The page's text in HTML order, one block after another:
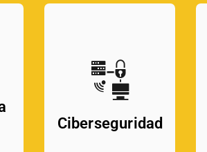
Ciberseguridad